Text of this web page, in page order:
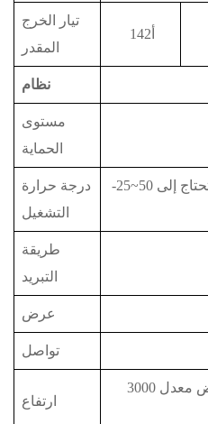
تيار الخرج
المقدر
نظام
مستوى
الحماية
درجة حرارة
التشغيل
-25~50 درجة مئوية، أعلى من 50 درجة مئوية تحتاج إلى
طريقة
التبريد
عرض
تواصل
ارتفاع
3000 متر، فوق 3000 متر تحتاج إلى تخفيض معدل